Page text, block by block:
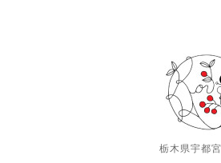
栃木県宇都